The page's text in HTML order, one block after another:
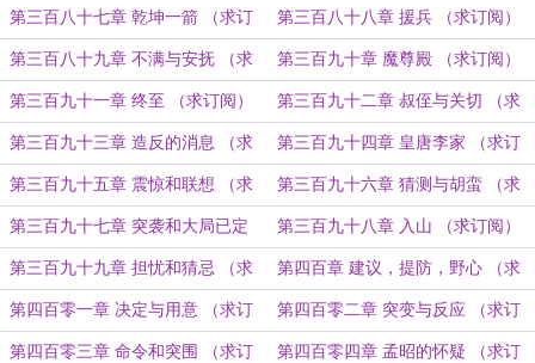
订阅）
第三百八十七章 乾坤一箭 （求订
阅）
第三百八十八章 援兵 （求订阅）
第三百八十九章 不满与安抚 （求
订阅）
第三百九十章 魔尊殿 （求订阅）
第三百九十一章 终至 （求订阅） 第三百九十二章 叔侄与关切 （求
订阅）
第三百九十三章 造反的消息 （求
订阅）
第三百九十四章 皇唐李家 （求订
阅）
第三百九十五章 震惊和联想 （求
订阅）
第三百九十六章 猜测与胡蛮 （求
订阅）
第三百九十七章 突袭和大局已定
（求订阅）
第三百九十八章 入山 （求订阅）
第三百九十九章 担忧和猜忌 （求
订阅）
第四百章 建议，提防，野心 （求
订阅）
第四百零一章 决定与用意 （求订
阅）
第四百零二章 突变与反应 （求订
阅）
第四百零三章 命令和突围 （求订 第四百零四章 孟昭的怀疑 （求订